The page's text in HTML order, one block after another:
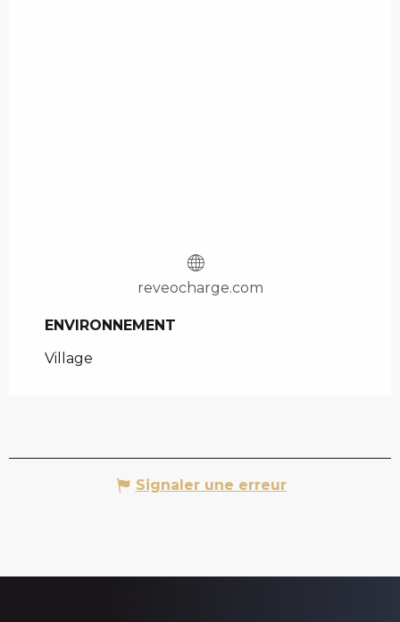
reveocharge.com
ENVIRONNEMENT
ENVIRONNEMENT
Village
Signaler une erreur